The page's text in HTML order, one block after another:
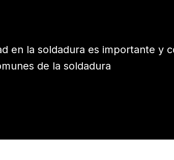
en la soldadura es importante y
de la soldadura